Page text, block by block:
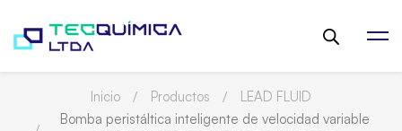
Inicio Productos
LEAD FLUID
Bomba peristáltica inteligente de velocidad variable